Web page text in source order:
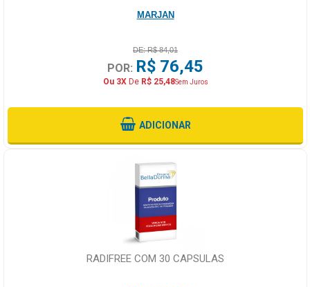
MARJAN
DE: R$ 84,01
POR: R$ 76,45
Ou 3XDe R$ 25,48Sem Juros
ADICIONAR
RADIFREE COM 30 CAPSULAS